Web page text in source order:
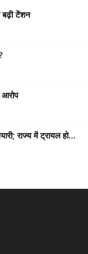
बढ़ी टेंशन
आरोप
राज्य में ट्रायल हो...